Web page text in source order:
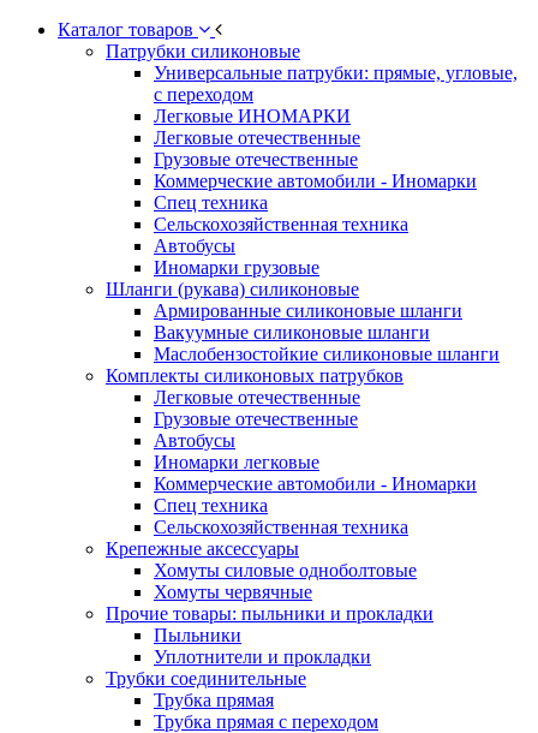
Каталог товаров
Патрубки силиконовые
Универсальные патрубки: прямые, угловые,
с переходом
Легковые ИНОМАРКИ
Легковые отечественные
Грузовые отечественные
Коммерческие автомобили - Иномарки
Спец техника
Сельскохозяйственная техника
Автобусы
Иномарки грузовые
Шланги (рукава) силиконовые
Армированные силиконовые шланги
Вакуумные силиконовые шланги
Маслобензостойкие силиконовые шланги
Комплекты силиконовых патрубков
Легковые отечественные
Грузовые отечественные
Автобусы
Иномарки легковые
Коммерческие автомобили - Иномарки
Спец техника
Сельскохозяйственная техника
Крепежные аксессуары
Хомуты силовые одноболтовые
Хомуты червячные
Прочие товары: пыльники и прокладки
Пыльники
Уплотнители и прокладки
Трубки соединительные
Трубка прямая
Трубка прямая с переходом